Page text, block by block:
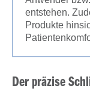
entstehen.
Produkte
Der präzise